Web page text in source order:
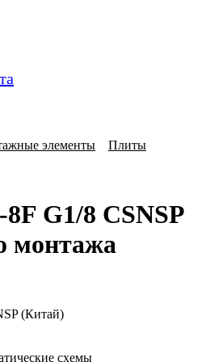
элементы
Плиты
G1/8 CSNSP
монтажа
(Китай)
схемы